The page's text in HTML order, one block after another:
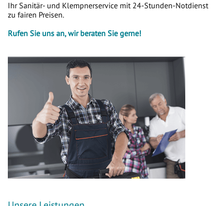
Ihr Sanitär- und Klempnerservice mit 24-Stunden-Notdienst
zu fairen Preisen.
Rufen Sie uns an, wir beraten Sie gerne!